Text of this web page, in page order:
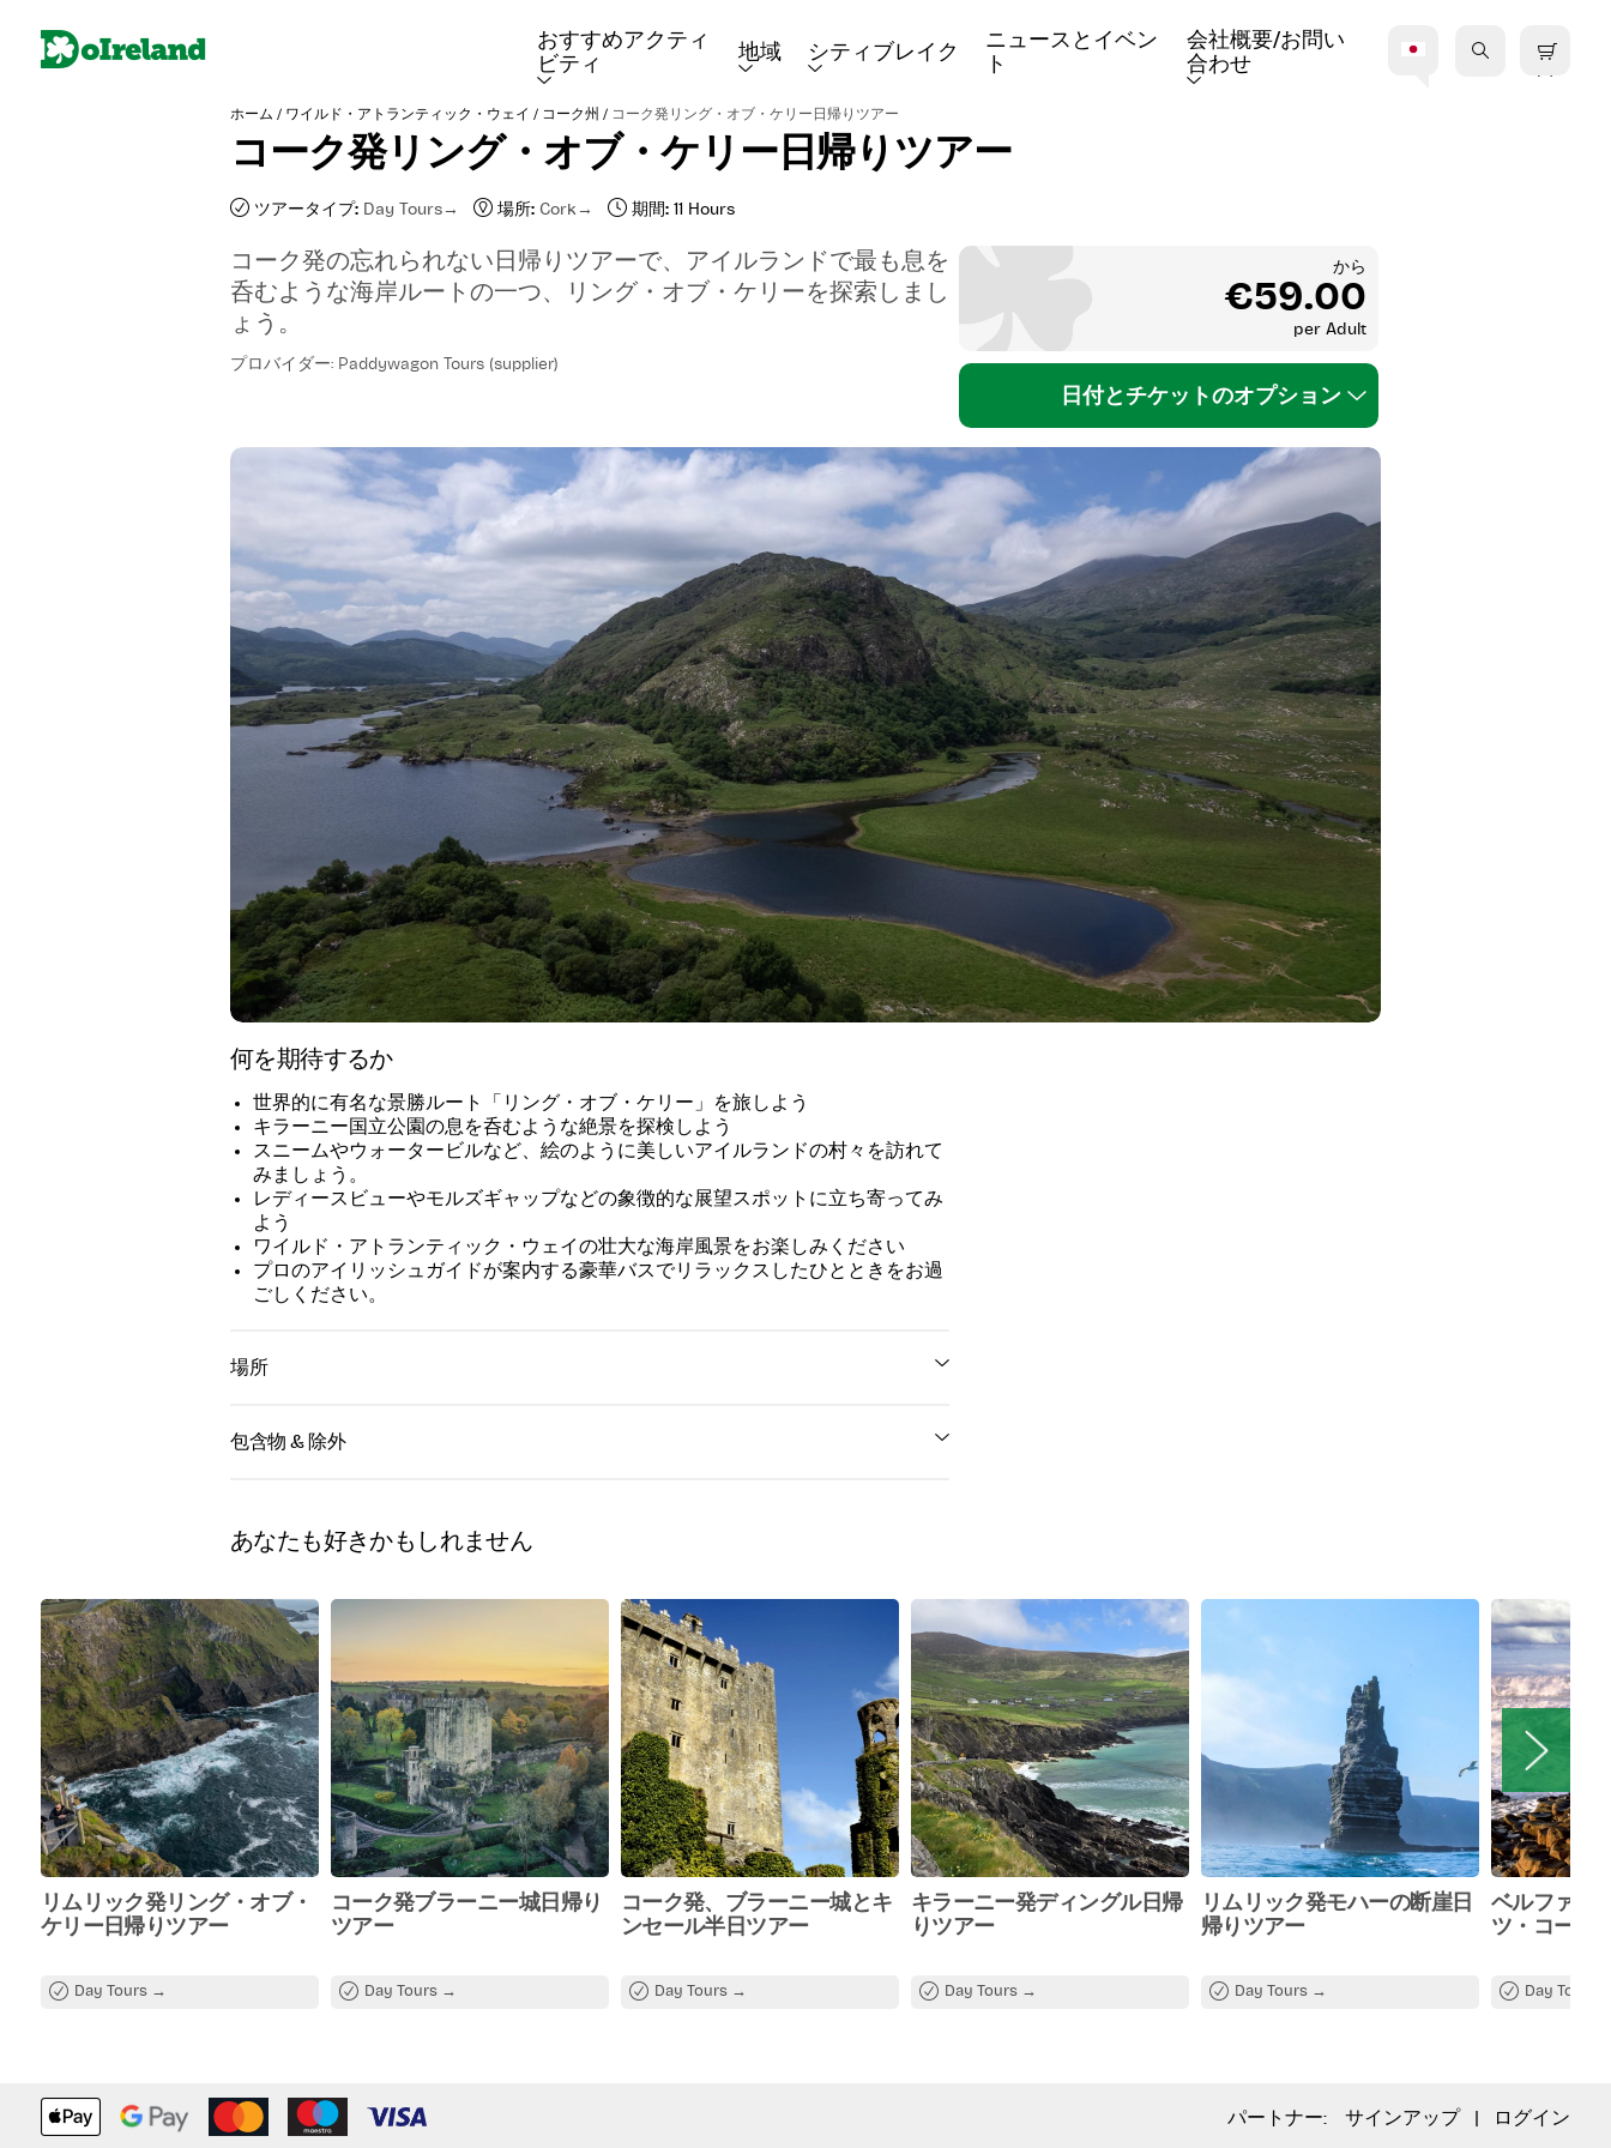
おすすめアクティ
ビティ
地域 シティブレイク
ニュースとイベン
ト
会社概要/お問い
合わせ
ホーム / ワイルド・アトランティック・ウェイ / コーク州 / コーク発リング・オブ・ケリー日帰りツアー
コーク発リング・オブ・ケリー日帰りツアー
ツアータイプ: Day Tours 場所: Cork 期間: 11 Hours
コーク発の忘れられない日帰りツアーで、アイルランドで最も息を
呑むような海岸ルートの一つ、リング・オブ・ケリーを探索しまし
ょう。
プロバイダー: Paddywagon Tours (supplier)
から
€59.00
per Adult
日付とチケットのオプション
何を期待するか
世界的に有名な景勝ルート「リング・オブ・ケリー」を旅しよう
キラーニー国立公園の息を呑むような絶景を探検しよう
スニームやウォータービルなど、絵のように美しいアイルランドの村々を訪れて
みましょう。
レディースビューやモルズギャップなどの象徴的な展望スポットに立ち寄ってみ
よう
ワイルド・アトランティック・ウェイの壮大な海岸風景をお楽しみください
プロのアイリッシュガイドが案内する豪華バスでリラックスしたひとときをお過
ごしください。
場所
St Patrick's Quay, Victorian
Quarter, Cork, Ireland
ため、出発時刻の約15分前までに空港
包含物 & 除外
Transportation by luxury air-
Professional English-speaking guide
Scenic Wild Atlantic Way coastal
drive
Stops at major Ring of Kerry
attractions
Free onboard WiFi and USB
charging ports
あなたも好きかもしれません
リムリック発リング・オブ・
ケリー日帰りツアー
Day Tours
コーク発ブラーニー城日帰り
ツアー
Day Tours
コーク発、ブラーニー城とキ
ンセール半日ツアー
Day Tours
キラーニー発ディングル日帰
りツアー
Day Tours
リムリック発モハーの断崖日
帰りツアー
Day Tours
ベルファス
ツ・コーズ
Day Tours
パートナー: サインアップ ログイン